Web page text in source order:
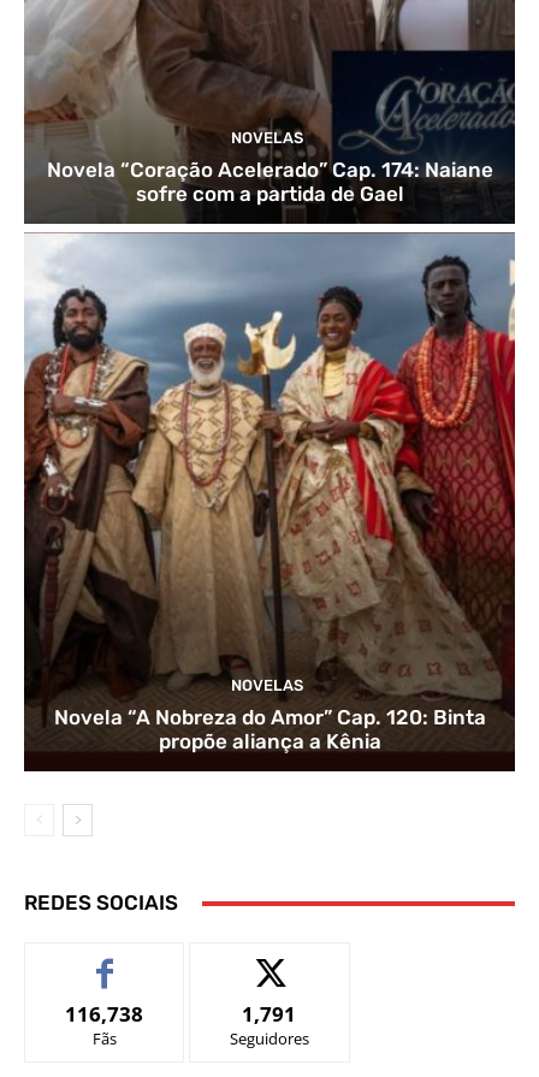
NOVELAS
Novela “Coração Acelerado” Cap. 174: Naiane
sofre com a partida de Gael
NOVELAS
Novela “A Nobreza do Amor” Cap. 120: Binta
propõe aliança a Kênia
REDES SOCIAIS
116,738
Fãs
1,791
Seguidores